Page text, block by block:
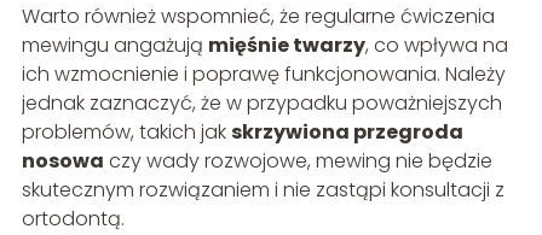
Warto również wspomnieć, że regularne ćwiczenia
mewingu angażują mięśnie twarzy, co wpływa na
ich wzmocnienie i poprawę funkcjonowania. Należy
jednak zaznaczyć, że w przypadku poważniejszych
problemów, takich jakskrzywiona przegroda
nosowa czy wady rozwojowe, mewing nie będzie
skutecznym rozwiązaniem i nie zastąpi konsultacji z
ortodontą.